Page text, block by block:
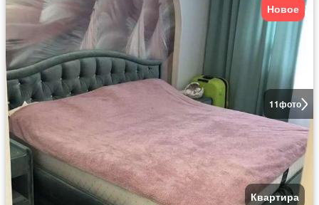
11фото
Новое
Квартира